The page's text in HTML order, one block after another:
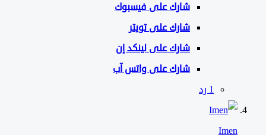
شارك علىفيسبوك
شارك على تويتر
شارك على لينكد إن
شارك على واتس آب